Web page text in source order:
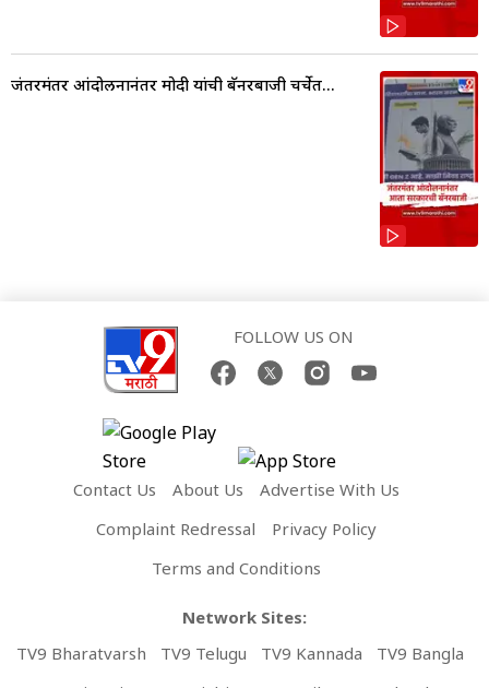
जंतरमंतर आंदोलनानंतर मोदी यांची बॅनरबाजी चर्चेत...
FOLLOW US ON
Contact Us About Us
Advertise With Us
Complaint Redressal
Privacy Policy
Terms and Conditions
Network Sites:
TV9 Bharatvarsh
TV9 Telugu TV9 Kannada
TV9 Bangla